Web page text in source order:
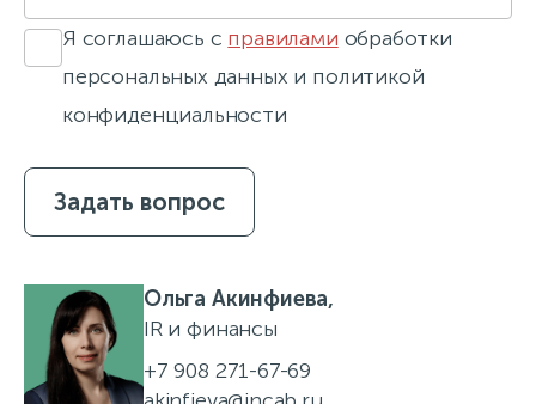
Я соглашаюсь с правилами обработки
персональных данных и политикой
конфиденциальности
Задать вопрос
Ольга Акинфиева,
IR и финансы
+7 908 271-67-69